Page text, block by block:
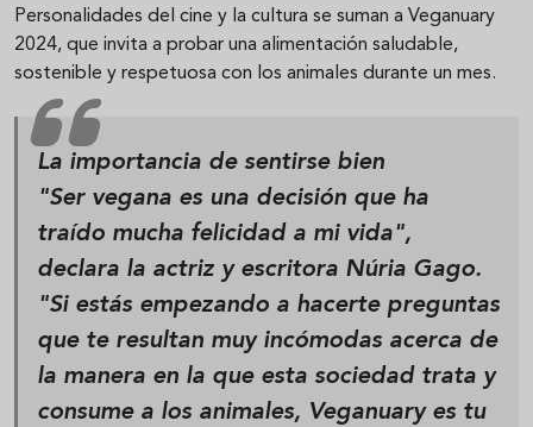
Personalidades del cine y la cultura se suman a Veganuary
2024, que invita a probar una alimentación saludable,
sostenible y respetuosa con los animales durante un mes.
La importancia de sentirse bien
"Ser vegana es una decisión que ha
traído mucha felicidad a mi vida",
declara la actriz y escritora Núria Gago.
"Si estás empezando a hacerte preguntas
que te resultan muy incómodas acerca de
la manera en la que esta sociedad trata y
consume a los animales, Veganuary es tu